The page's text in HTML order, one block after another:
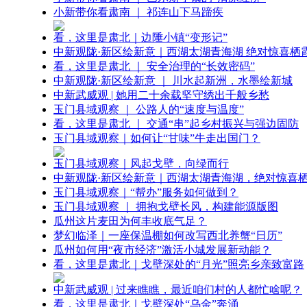
小新带你看肃南 ｜ 祁连山下马蹄疾
看，这里是肃北｜边陲小镇“变形记”
中新观陇·新区绘新意｜西湖太湖青海湖 绝对惊喜栖
看，这里是肃北 ｜ 安全治理的“长效密码”
中新观陇·新区绘新意 ｜ 川水起新洲，水墨绘新城
中新武威观 | 她用二十余载坚守绣出千般乡愁
玉门县域观察 ｜ 公路人的“速度与温度”
看，这里是肃北 ｜ 交通“串”起乡村振兴与强边固防
玉门县域观察｜如何让“甘味”牛走出国门？
玉门县域观察｜风起戈壁，向绿而行
中新观陇·新区绘新意｜西湖太湖青海湖，绝对惊喜
玉门县域观察｜“帮办”服务如何做到？
玉门县域观察 ｜ 拥抱戈壁长风，构建能源版图
瓜州这片麦田为何丰收底气足？
梦幻临泽｜一座保温棚如何改写西北养蟹“日历”
瓜州如何用“夜市经济”激活小城发展新动能？
看，这里是肃北｜戈壁深处的“月光”照亮乡亲致富路
中新武威观 | 过来瞧瞧，最近咱们村的人都忙啥呢？
看，这里是肃北｜戈壁深处“乌金”奔涌